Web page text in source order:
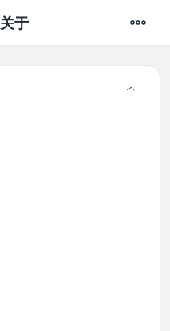
关于 设置